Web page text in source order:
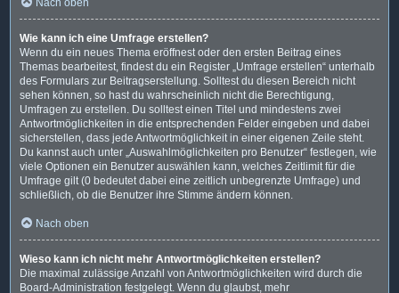
Nach oben
Wie kann ich eine Umfrage erstellen?
Wenn du ein neues Thema eröffnest oder den ersten Beitrag eines
Themas bearbeitest, findest du ein Register „Umfrage erstellen“ unterhalb
des Formulars zur Beitragserstellung. Solltest du diesen Bereich nicht
sehen können, so hast du wahrscheinlich nicht die Berechtigung,
Umfragen zu erstellen. Du solltest einen Titel und mindestens zwei
Antwortmöglichkeiten in die entsprechenden Felder eingeben und dabei
sicherstellen, dass jede Antwortmöglichkeit in einer eigenen Zeile steht.
Du kannst auch unter „Auswahlmöglichkeiten pro Benutzer“ festlegen, wie
viele Optionen ein Benutzer auswählen kann, welches Zeitlimit für die
Umfrage gilt (0 bedeutet dabei eine zeitlich unbegrenzte Umfrage) und
schließlich, ob die Benutzer ihre Stimme ändern können.
Nach oben
Wieso kann ich nicht mehr Antwortmöglichkeiten erstellen?
Die maximal zulässige Anzahl von Antwortmöglichkeiten wird durch die
Board-Administration festgelegt. Wenn du glaubst, mehr